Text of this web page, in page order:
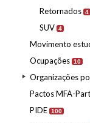
Retornados 4
SUV 4
Movimento
Ocupações 10
Organizações
Pactos MFA-
PIDE 100